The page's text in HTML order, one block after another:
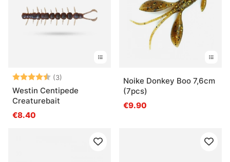
Arvio: (3)
4.3 5:sta tähdestä
Westin Centipede
Creaturebait
€8.40
Noike Donkey Boo 7,6cm
(7pcs)
€9.90